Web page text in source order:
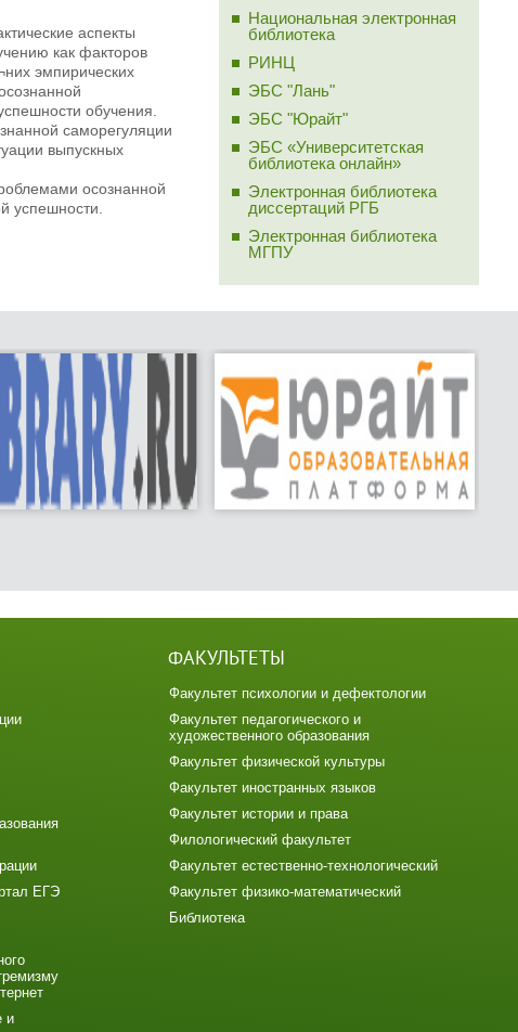
аспекты
как факторов
эмпирических
обучения.
саморегуляции
выпускных
осознанной
успешности.
Национальная электронная
библиотека
РИНЦ
ЭБС "Лань"
ЭБС "Юрайт"
ЭБС «Университетская
библиотека онлайн»
Электронная библиотека
диссертаций РГБ
Электронная библиотека
МГПУ
ЕГЭ
и
ФАКУЛЬТЕТЫ
Факультет психологии и дефектологии
Факультет педагогического и
художественного образования
Факультет физической культуры
Факультет иностранных языков
Факультет истории и права
Филологический факультет
Факультет естественно-технологический
Факультет физико-математический
Библиотека